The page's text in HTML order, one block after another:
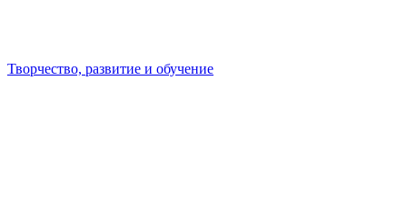
Творчество, развитие и обучение